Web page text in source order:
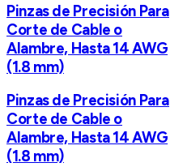
Pinzas de Precisión Para
Corte de Cable o
Alambre, Hasta 14 AWG
(1.8 mm)
Pinzas de Precisión Para
Corte de Cable o
Alambre, Hasta 14 AWG
(1.8 mm)